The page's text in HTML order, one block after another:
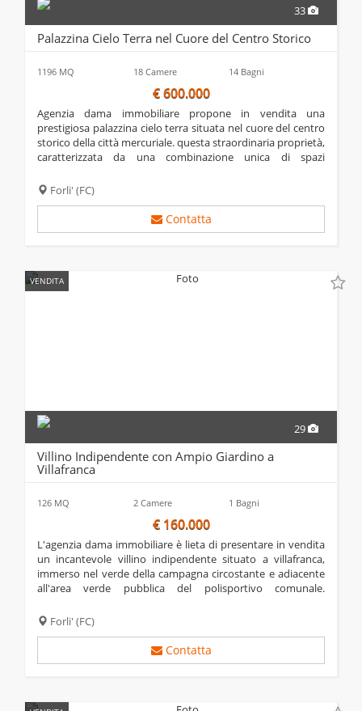
33
Palazzina Cielo Terra nel Cuore del Centro Storico
1196 MQ 18 Camere 14 Bagni
€ 600.000
agenzia dama immobiliare propone in vendita una
prestigiosa palazzina cielo terra situata nel cuore del centro
storico della città mercuriale. questa straordinaria proprietà,
caratterizzata da una combinazione unica di spazi
investimento. la palazzina è...
Forli' (FC)
Contatta
VENDITA
29
Villino Indipendente con Ampio Giardino a
Villafranca
126 MQ 2 Camere 1 Bagni
€ 160.000
l'agenzia dama immobiliare è lieta di presentare in vendita
un incantevole villino indipendente situato a villafranca,
immerso nel verde della campagna circostante e adiacente
all'area verde pubblica del polisportivo comunale.
mq. questo accogliente...
Forli' (FC)
Contatta